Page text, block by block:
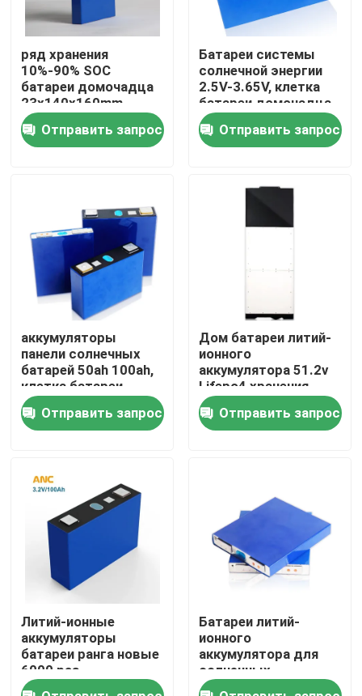
Главная страница
Продукция
Наша фабрика
контроль качества
контактные данные
Новости
Все случаи
хранение батареи домочадца
Жилые аккумуляторные системы хранения
ряд хранения
10%-90% SOC
батареи домочадца
23x140x160mm
Отправить запрос
Батареи системы
солнечной энергии
2.5V-3.65V, клетка
батареи домочадца
Lifepo4
Отправить запрос
аккумуляторы
панели солнечных
батарей 50ah 100ah,
клетка батареи
накоплений энергии
Lifepo4
Отправить запрос
Дом батареи литий-
ионного
аккумулятора 51.2v
Lifepo4 хранения
батареи домочадца
солнечный
Отправить запрос
Литий-ионные
аккумуляторы
батареи ранга новые
6000 раз
задействуют
Батареи литий-
ионного
аккумулятора для
солнечных
аккумуляторов